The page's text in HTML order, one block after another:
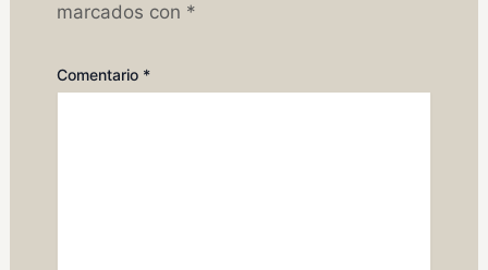
marcados con *
Comentario *